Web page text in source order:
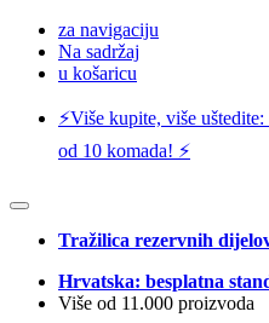
za navigaciju
Na sadržaj
u košaricu
⚡️Više kupite, više
od 10 komada! ⚡️
Tražilica rezervnih
Hrvatska: besplatna
Više od 11.000 proizvoda